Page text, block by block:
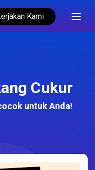
Kami
Cukur
untuk Anda!